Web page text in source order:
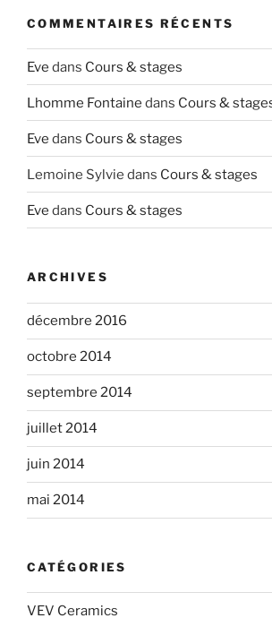
COMMENTAIRES RÉCENTS
Eve dans Cours & stages
Lhomme Fontaine dans Cours &
Eve dans Cours & stages
Lemoine Sylvie dans Cours & stages
Eve dans Cours & stages
ARCHIVES
décembre 2016
octobre 2014
septembre 2014
juillet 2014
juin 2014
mai 2014
CATÉGORIES
VEV Ceramics